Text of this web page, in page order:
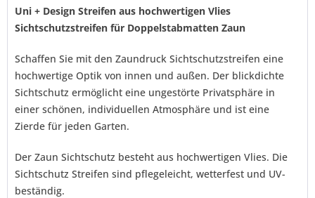
Ich habe die Datenschutzerklärung
Mit * gekennzeichnete Felder sind Pflichtfelder.
Senden
Uni + Design Streifen aus hochwertigen Vlies 
Sichtschutzstreifen für Doppelstabmatten Zaun
Schaffen Sie mit den Zaundruck Sichtschutzstreifen eine
hochwertige Optik von innen und außen. Der blickdichte
Sichtschutz ermöglicht eine ungestörte Privatsphäre in
einer schönen, individuellen Atmosphäre und ist eine
Zierde für jeden Garten.
Der Zaun Sichtschutz besteht aus hochwertigen Vlies. Die
Sichtschutz Streifen sind pflegeleicht, wetterfest und UV-
beständig.